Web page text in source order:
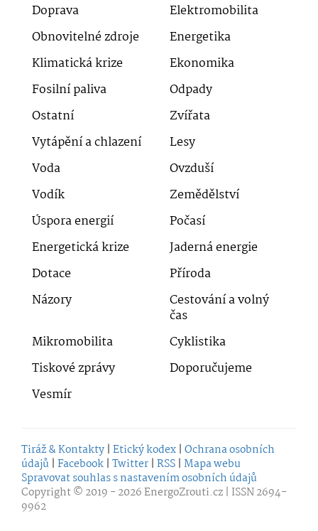
Doprava
Elektromobilita
Obnovitelné zdroje
Energetika
Klimatická krize
Ekonomika
Fosilní paliva
Odpady
Ostatní
Zvířata
Vytápění a chlazení
Lesy
Voda
Ovzduší
Vodík
Zemědělství
Úspora energií
Počasí
Energetická krize
Jaderná energie
Dotace
Příroda
Názory
Cestování a volný
čas
Mikromobilita
Cyklistika
Tiskové zprávy
Doporučujeme
Vesmír
Tiráž & Kontakty | Etický kodex | Ochrana osobních
údajů | Facebook | Twitter | RSS | Mapa webu
Spravovat souhlas s nastavením osobních údajů
Copyright © 2019 - 2026EnergoZrouti.cz | ISSN 2694-
9962